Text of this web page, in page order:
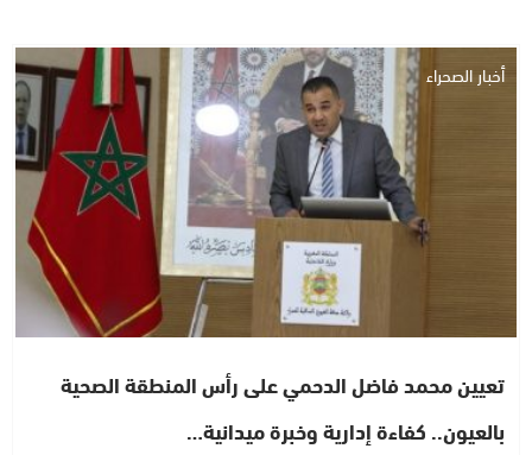
أخبار الصحراء
تعيين محمد فاضل الدحمي على رأس المنطقة الصحية
بالعيون.. كفاءة إدارية وخبرة ميدانية…